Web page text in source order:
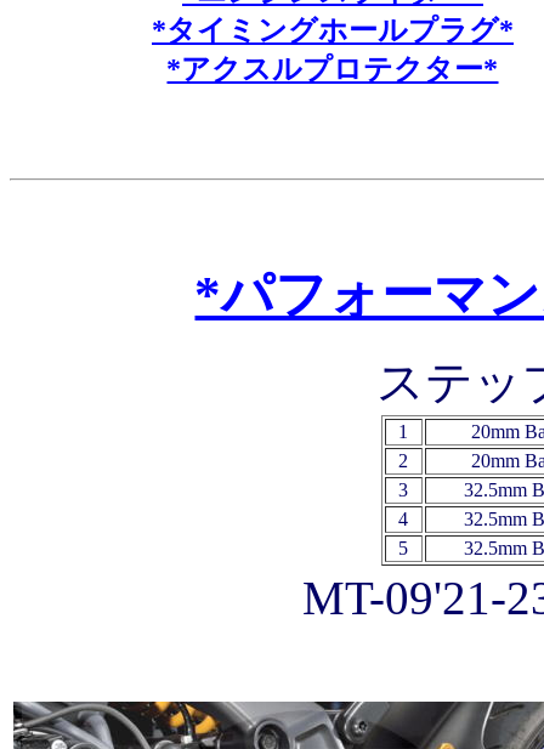
*タイミングホールプラグ*
*アクスルプロテクター*
*パフォーマ
ステッ
1 20mm
2
20mm
3
32.5mm
4
32.5mm
5
32.5mm
MT-09'21-